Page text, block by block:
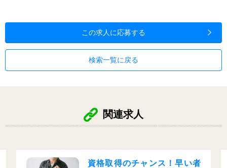
この求人に応募する
検索一覧に戻る
関連求人
資格取得のチャンス！早い者